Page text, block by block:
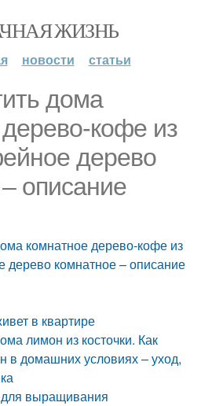
ЖИЗНЬ
новости статьи
дома
кофе из
дерево
описание
комнатное дерево-кофе из
дерево комнатное – описание
в квартире
лимон из косточки. Как
в домашних условиях – уход,
выращивания